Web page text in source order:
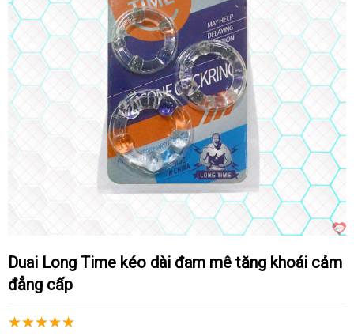
Duai Long Time kéo dài đam mê tăng khoái cảm
đẳng cấp